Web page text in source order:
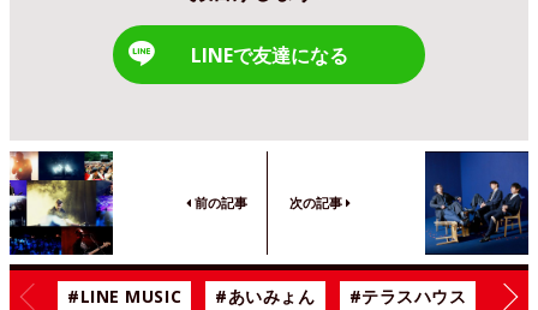
LINEで友達になる
前の記事 次の記事
#LINE MUSIC #あいみょん #テラスハウス #